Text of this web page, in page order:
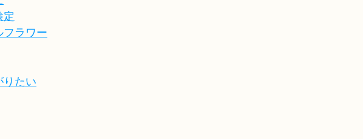
定
フラワー
りたい